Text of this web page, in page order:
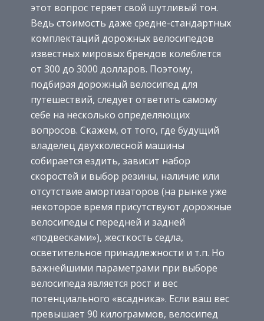
этот вопрос теряет свой шутливый тон.
Ведь стоимость даже средне-стандартных
комплектаций дорожных велосипедов
известных мировых брендов колеблется
от 300 до 3000 долларов. Поэтому,
подбирая дорожный велосипед для
путешествий, следует ответить самому
себе на несколько определяющих
вопросов. Скажем, от того, где будущий
владелец двухколесной машины
собирается ездить, зависит набор
скоростей и выбор резины, наличие или
отсутствие амортизаторов (на рынке уже
некоторое время присутствуют дорожные
велосипеды с передней и задней
«подвесками»), жесткость седла,
осветительное принадлежности и т.п. Но
важнейшими параметрами при выборе
велосипеда является рост и вес
потенциального «всадника». Если ваш вес
превышает 90 килограммов, велосипед